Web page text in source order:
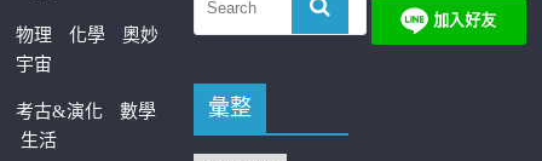
物理 化學
奧妙
宇宙
考古&演化
數學
生活
彙整